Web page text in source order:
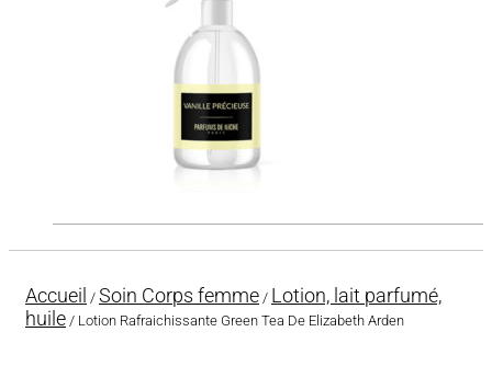
Accueil / Soin Corps femme / Lotion, lait parfumé,
huile / Lotion Rafraichissante Green Tea De Elizabeth Arden